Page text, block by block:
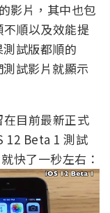
影片，其中也包
順以及效能提
試版都順的
試影片就顯示
目前最新正式
12 Beta 1 測試
快了一秒左右：